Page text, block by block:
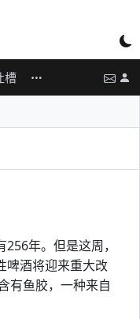
槽
年。但是这周，
啤酒将迎来重大改
有鱼胶，一种来自